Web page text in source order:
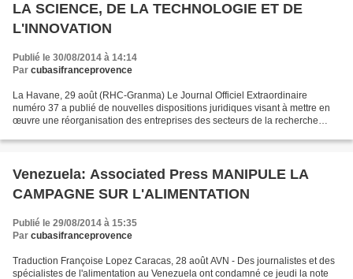
LA SCIENCE, DE LA TECHNOLOGIE ET DE
L'INNOVATION
Publié le 30/08/2014 à 14:14
Par cubasifranceprovence
La Havane, 29 août (RHC-Granma) Le Journal Officiel Extraordinaire
numéro 37 a publié de nouvelles dispositions juridiques visant à mettre en
œuvre une réorganisation des entreprises des secteurs de la recherche
Venezuela: Associated Press MANIPULE LA
CAMPAGNE SUR L'ALIMENTATION
Publié le 29/08/2014 à 15:35
Par cubasifranceprovence
Traduction Françoise Lopez Caracas, 28 août AVN - Des journalistes et des
spécialistes de l'alimentation au Venezuela ont condamné ce jeudi la note